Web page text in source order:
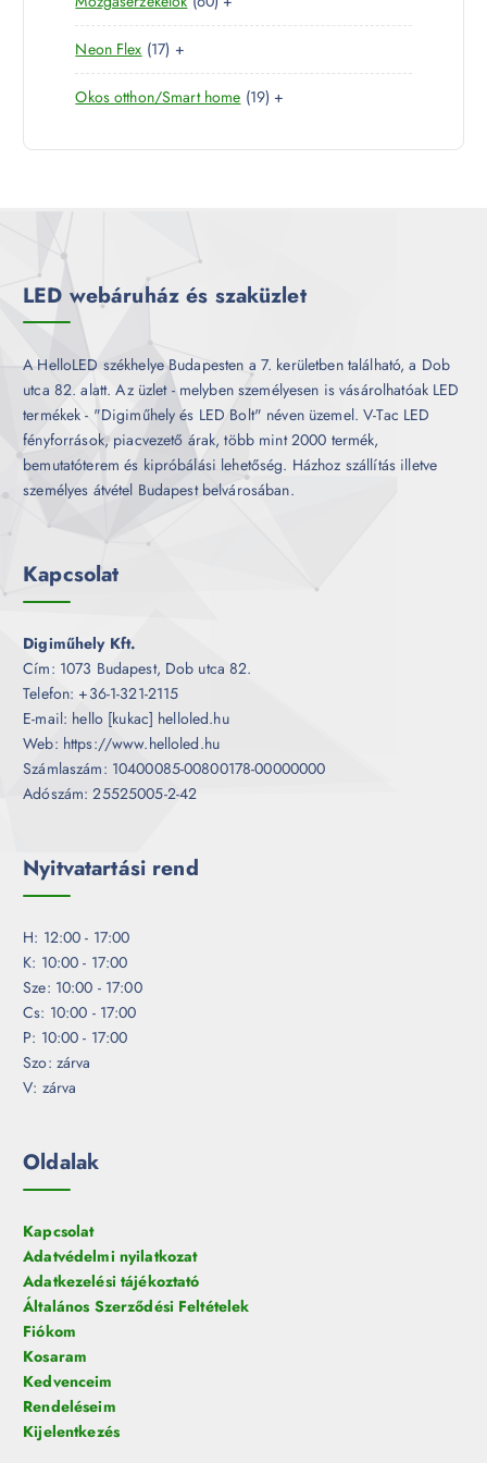
é
k
r
m
k
e
m
0
e
r
é
Neon Flex 171
7
t
r
+
Okos otthon/Smart home 191
t
+
LED webáruház és szaküzlet
A HelloLED székhelye Budapesten a 7. kerületben található, a Dob
utca 82. alatt. Az üzlet - melyben személyesen is vásárolhatóak LED
termékek - "Digiműhely és LED Bolt" néven üzemel. V-Tac LED
fényforrások, piacvezető árak, több mint 2000 termék,
bemutatóterem és kipróbálási lehetőség. Házhoz szállítás illetve
személyes átvétel Budapest belvárosában.
Kapcsolat
Digiműhely Kft.
Cím: 1073 Budapest, Dob utca 82.
Telefon: +36-1-321-2115
E-mail: hello [kukac] helloled.hu
Web: https://www.helloled.hu
Számlaszám: 10400085-00800178-00000000
Adószám: 25525005-2-42
Nyitvatartási rend
H: 12:00 - 17:00
K: 10:00 - 17:00
Sze: 10:00 - 17:00
Cs: 10:00 - 17:00
P: 10:00 - 17:00
Szo: zárva
V: zárva
Oldalak
Kapcsolat
Adatvédelmi nyilatkozat
Adatkezelési tájékoztató
Általános Szerződési Feltételek
Fiókom
Kosaram
Kedvenceim
Rendeléseim
Kijelentkezés